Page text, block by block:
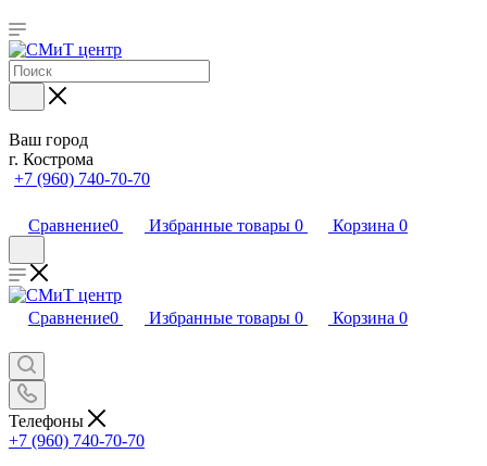
Ваш город
г. Кострома
+7 (960) 740-70-70
Сравнение0 Избранные товары 0 Корзина 0
Сравнение0 Избранные товары 0 Корзина 0
Телефоны
+7 (960) 740-70-70